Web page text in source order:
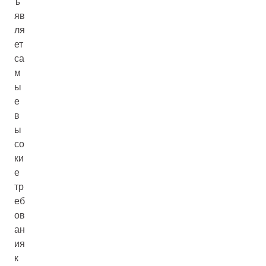
яв
ля
ет
са
м
ы
е
в
ы
со
ки
е
тр
еб
ов
ан
ия
к